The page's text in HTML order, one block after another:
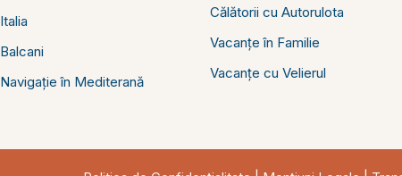
Italia
Balcani
Navigație în Mediterană
Călătorii cu Autorulota
Vacanțe în Familie
Vacanțe cu Velierul